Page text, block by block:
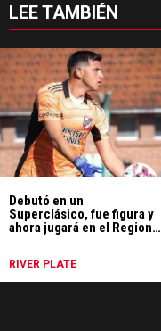
LEE TAMBIÉN
Debutó en un
Superclásico, fue figura y
ahora jugará en el Regional
RIVER PLATE